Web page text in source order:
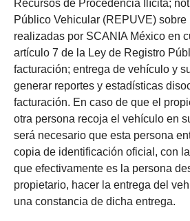
Recursos de Procedencia Ilícita;
Público Vehicular (REPUVE)
realizadas por SCANIA México en
artículo 7 de la Ley de Registro
facturación; entrega de vehículo y
generar reportes y estadísticas
facturación. En caso de que el
otra persona recoja el vehículo en
será necesario que esta persona
copia de identificación oficial, con
que efectivamente es la persona
propietario, hacer la entrega del
una constancia de dicha entrega.